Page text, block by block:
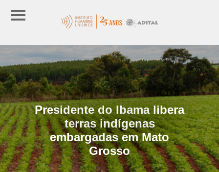
Presidente do Ibama libera
terras indígenas
embargadas em Mato
Grosso